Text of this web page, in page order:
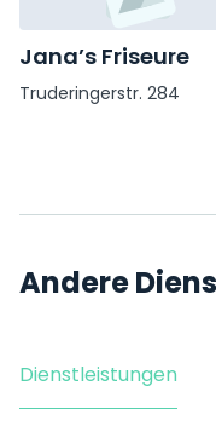
Jana’s Friseure
Truderingerstr. 284
Andere
Dienstleistungen